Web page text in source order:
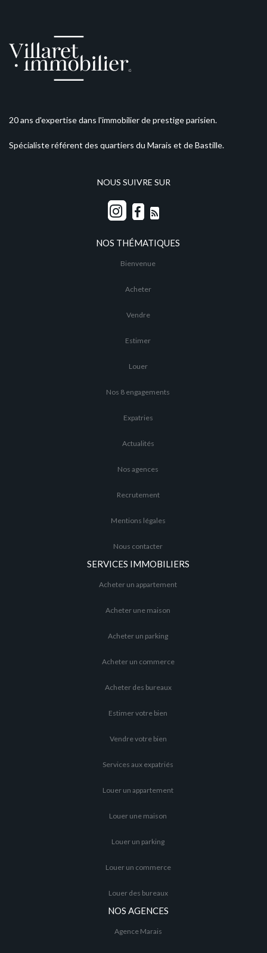
20 ans d'expertise dans l'immobilier de prestige parisien.
Spécialiste référent des quartiers du Marais et de Bastille.
NOUS SUIVRE SUR
NOS THÉMATIQUES
Bienvenue
Acheter
Vendre
Estimer
Louer
Nos 8 engagements
Expatries
Actualités
Nos agences
Recrutement
Mentions légales
Nous contacter
SERVICES IMMOBILIERS
Acheter un appartement
Acheter une maison
Acheter un parking
Acheter un commerce
Acheter des bureaux
Estimer votre bien
Vendre votre bien
Services aux expatriés
Louer un appartement
Louer une maison
Louer un parking
Louer un commerce
Louer des bureaux
NOS AGENCES
Agence Marais